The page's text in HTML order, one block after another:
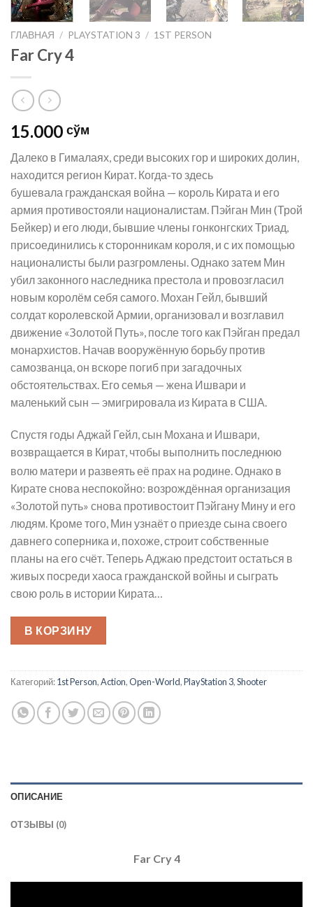
ГЛАВНАЯ / PLAYSTATION 3 / 1ST PERSON
Far Cry 4
15.000 сўм
Далеко в Гималаях, среди высоких гор и широких долин,
находится регион Кират. Когда-то здесь
бушевала гражданская война — король Кирата и его
армия противостояли националистам. Пэйган Мин (Трой
Бейкер) и его люди, бывшие члены гонконгских Триад,
присоединились к сторонникам короля, и с их помощью
националисты были разгромлены. Однако затем Мин
убил законного наследника престола и провозгласил
новым королём себя самого. Мохан Гейл, бывший
солдат королевской Армии, организовал и возглавил
движение «Золотой Путь», после того как Пэйган предал
монархистов. Начав вооружённую борьбу против
самозванца, он вскоре погиб при загадочных
обстоятельствах. Его семья — жена Ишвари и
маленький сын — эмигрировала из Кирата в США.
Спустя годы Аджай Гейл, сын Мохана и Ишвари,
возвращается в Кират, чтобы выполнить последнюю
волю матери и развеять её прах на родине. Однако в
Кирате снова неспокойно: возрождённая организация
«Золотой путь» снова противостоит Пэйгану Мину и его
людям. Кроме того, Мин узнаёт о приезде сына своего
давнего соперника и, похоже, строит собственные
планы на его счёт. Теперь Аджаю предстоит остаться в
живых посреди хаоса гражданской войны и сыграть
свою роль в истории Кирата…
В КОРЗИНУ
Категорий:1st Person,Action,Open-World,PlayStation 3,Shooter
ОПИСАНИЕ
ОТЗЫВЫ (0)
Far Cry 4